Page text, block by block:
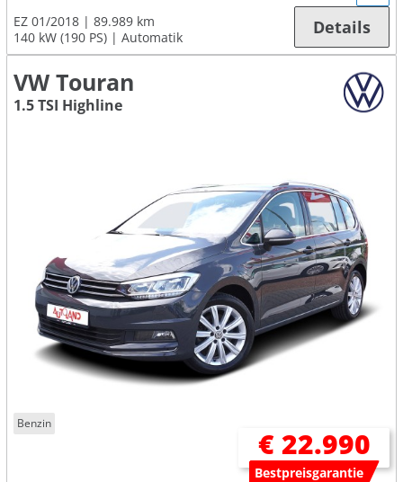
EZ 01/2018
89.989 km
140 kW (190 PS)
Automatik Details
VW Touran
1.5 TSI Highline
Benzin
€ 22.990
Bestpreisgarantie